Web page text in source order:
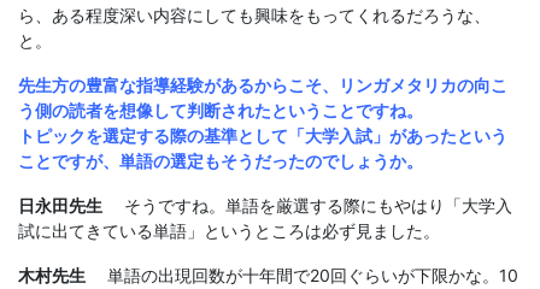
ら、ある程度深い内容にしても興味をもってくれるだろうな、
と。
先生方の豊富な指導経験があるからこそ、リンガメタリカの向こ
う側の読者を想像して判断されたということですね。
トピックを選定する際の基準として「大学入試」があったという
ことですが、単語の選定もそうだったのでしょうか。
日永田先生 そうですね。単語を厳選する際にもやはり「大学入
試に出てきている単語」というところは必ず見ました。
木村先生 単語の出現回数が十年間で20回ぐらいが下限かな。10